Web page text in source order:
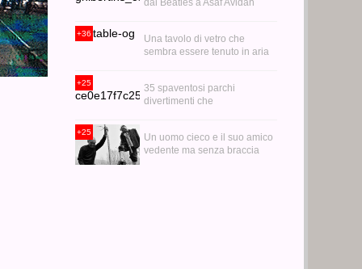
dai Beatles a Asaf Avidan
Una tavolo di vetro che
sembra essere tenuto in aria
+36
35 spaventosi parchi
divertimenti che
+25
Un uomo cieco e il suo amico
vedente ma senza braccia
+25